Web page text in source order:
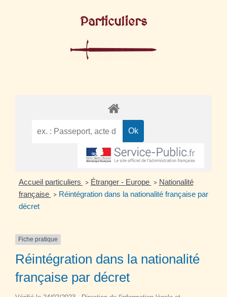
Particuliers
Accueil particuliers > Étranger - Europe > Nationalité
française > Réintégration dans la nationalité française par
décret
Fiche pratique
Réintégration dans la nationalité
française par décret